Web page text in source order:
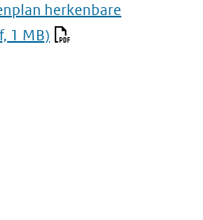
herkenbare
1 MB)